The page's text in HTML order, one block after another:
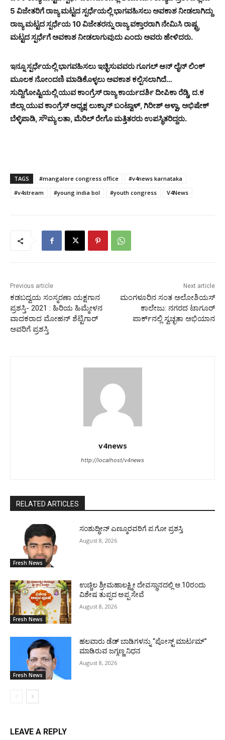
5 ವಿಜೇತರಿಗೆ ರಾಜ್ಯ ಮಟ್ಟದ ಸ್ಪರ್ಧೆಯಲ್ಲಿ ಭಾಗವಹಿಸಲು ಅವಕಾಶ ನೀಡಲಾಗಿದ್ದು
ರಾಜ್ಯ ಮಟ್ಟದ ಸ್ಪರ್ಧೆಯ 10 ವಿಜೇತರನ್ನು ರಾಜ್ಯ ವಕ್ತಾರರಾಗಿ ನೇಮಿಸಿ ರಾಷ್ಟ್ರ
ಮಟ್ಟದ ಸ್ಪರ್ಧೆಗೆ ಅವಕಾಶ ನೀಡಲಾಗುವುದು ಎಂದು ಅವರು ಹೇಳಿದರು.
ಇನ್ನೂ ಸ್ಪರ್ಧೆಯಲ್ಲಿ ಭಾಗವಹಿಸಲು ಇಚ್ಛಿಸುವವರು ಗೂಗಲ್ ಆನ್ ಲೈನ್ ಲಿಂಕ್
ಮೂಲಕ ನೋಂದಣಿ ಮಾಡಿಕೊಳ್ಳಲು ಅವಕಾಶ ಕಲ್ಪಿಸಲಾಗಿದೆ…
ಸುದ್ದಿಗೋಷ್ಟಿಯಲ್ಲಿ ಯುವ ಕಾಂಗ್ರೆಸ್ ರಾಜ್ಯ ಕಾರ್ಯದರ್ಶಿ ದೀಪಿಕಾ ರೆಡ್ಡಿ, ದ.ಕ
ಜಿಲ್ಲಾ ಯುವ ಕಾಂಗ್ರೆಸ್ ಅಧ್ಯಕ್ಷ ಲುಕ್ಮಾನ್ ಬಂಟ್ವಾಳ್, ಗಿರೀಶ್ ಆಳ್ವಾ, ಅಭಿಷೇಕ್
ಬೆಳ್ಳಿಪಾಡಿ, ಸೌಮ್ಯ ಲತಾ, ಮೆರಿಲ್ ರೇಗೊ ಮತ್ತಿತರರು ಉಪಸ್ಥಿತರಿದ್ದರು.
TAGS #mangalore congress office
#v4news karnataka
#v4stream
#young india bol #youth congress V4News
Previous article
ಕಡಬದ್ವಯ ಸಂಸ್ಮರಣಾ ಯಕ್ಷಗಾನ
ಪ್ರಶಸ್ತಿ- 2021 : ಹಿರಿಯ ಹಿಮ್ಮೇಳನ
ವಾದಕರಾದ ಮೋಹನ್ ಶೆಟ್ಟಿಗಾರ್
ಅವರಿಗೆ ಪ್ರಶಸ್ತಿ
Next article
ಮಂಗಳೂರಿನ ಸಂತ ಅಲೋಶಿಯಸ್
ಕಾಲೇಜು: ನಗರದ ಟಾಗೂರ್
ಪಾರ್ಕ್‌ನಲ್ಲಿ ಸ್ವಚ್ಛತಾ ಅಭಿಯಾನ
v4news
http://localhost/v4news
RELATED ARTICLES
Fresh News
ಸಂಶುದ್ಧೀನ್ ಎಣ್ಮೂರವರಿಗೆ ಪ.ಗೋ ಪ್ರಶಸ್ತಿ
August 8, 2026
Fresh News
ಉಚ್ಚಿಲ ಶ್ರೀಮಹಾಲಕ್ಷ್ಮೀ ದೇವಸ್ಥಾನದಲ್ಲಿ ಆ.10ರಂದು
ವಿಶೇಷ ತುಪ್ಪದ ಅಪ್ಪ ಸೇವೆ
August 8, 2026
Fresh News
ಹಲವಾರು ಡೆಡ್ ಬಾಡಿಗಳನ್ನು “ಪೋಸ್ಟ್ ಮಾರ್ಟಮ್”
ಮಾಡಿರುವ ಜಗ್ಗಣ್ಣ ನಿಧನ
August 8, 2026
LEAVE A REPLY